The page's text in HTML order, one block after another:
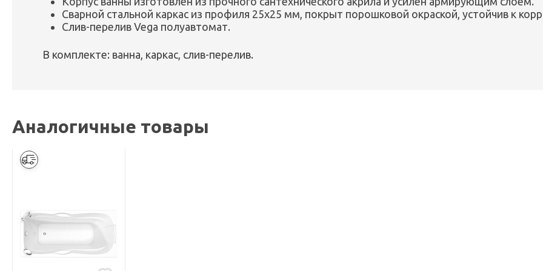
Сварной стальной каркас из профиля 25х25 мм, покрыт порошковой окраской, устойчив к
Слив-перелив Vega полуавтомат.
В комплекте: ванна, каркас, слив-перелив.
Аналогичные товары